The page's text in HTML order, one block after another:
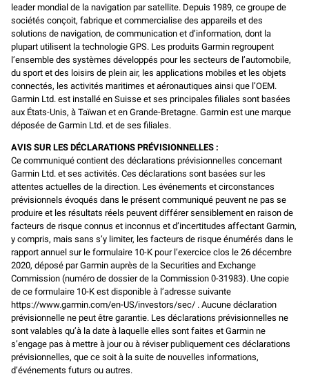
leader mondial de la navigation par satellite. Depuis 1989, ce groupe de
sociétés conçoit, fabrique et commercialise des appareils et des
solutions de navigation, de communication et d’information, dont la
plupart utilisent la technologie GPS. Les produits Garmin regroupent
l’ensemble des systèmes développés pour les secteurs de l’automobile,
du sport et des loisirs de plein air, les applications mobiles et les objets
connectés, les activités maritimes et aéronautiques ainsi que l’OEM.
Garmin Ltd. est installé en Suisse et ses principales filiales sont basées
aux États-Unis, à Taïwan et en Grande-Bretagne. Garmin est une marque
déposée de Garmin Ltd. et de ses filiales.
AVIS SUR LES DÉCLARATIONS PRÉVISIONNELLES :
Ce communiqué contient des déclarations prévisionnelles concernant
Garmin Ltd. et ses activités. Ces déclarations sont basées sur les
attentes actuelles de la direction. Les événements et circonstances
prévisionnels évoqués dans le présent communiqué peuvent ne pas se
produire et les résultats réels peuvent différer sensiblement en raison de
facteurs de risque connus et inconnus et d’incertitudes affectant Garmin,
y compris, mais sans s’y limiter, les facteurs de risque énumérés dans le
rapport annuel sur le formulaire 10-K pour l’exercice clos le 26 décembre
2020, déposé par Garmin auprès de la Securities and Exchange
Commission (numéro de dossier de la Commission 0-31983). Une copie
de ce formulaire 10-K est disponible à l’adresse suivante
https://www.garmin.com/en-US/investors/sec/ . Aucune déclaration
prévisionnelle ne peut être garantie. Les déclarations prévisionnelles ne
sont valables qu’à la date à laquelle elles sont faites et Garmin ne
s’engage pas à mettre à jour ou à réviser publiquement ces déclarations
prévisionnelles, que ce soit à la suite de nouvelles informations,
d’événements futurs ou autres.